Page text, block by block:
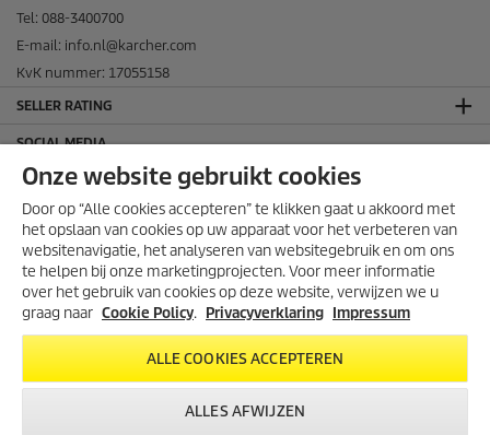
Tel: 088-3400700
E-mail: info.nl@karcher.com
KvK nummer: 17055158
SELLER RATING
SOCIAL MEDIA
THUISWINKEL WAARBORG
Onze website gebruikt cookies
Door op “Alle cookies accepteren” te klikken gaat u akkoord met
het opslaan van cookies op uw apparaat voor het verbeteren van
websitenavigatie, het analyseren van websitegebruik en om ons
te helpen bij onze marketingprojecten. Voor meer informatie
over het gebruik van cookies op deze website, verwijzen we u
graag naar Cookie Policy. Privacyverklaring Impressum
ALLE COOKIES ACCEPTEREN
ALLES AFWIJZEN